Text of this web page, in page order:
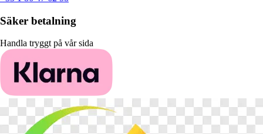
Säker betalning
Handla tryggt på vår sida